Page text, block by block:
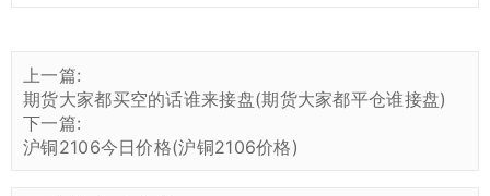
上一篇:
期货大家都买空的话谁来接盘(期货大家都平仓谁接盘)
下一篇:
沪铜2106今日价格(沪铜2106价格)